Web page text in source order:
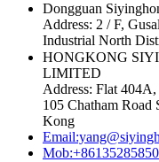
Dongguan
Address: 2 / F,
Industrial North
HONGKONG
LIMITED
Address: Flat
105 Chatham
Kong